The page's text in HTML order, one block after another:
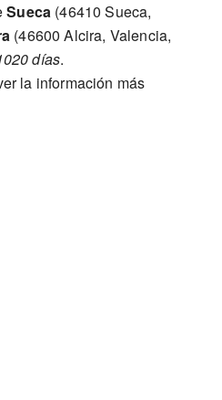
Sueca (46410 Sueca,
(46600 Alcira, Valencia,
días.
la información más